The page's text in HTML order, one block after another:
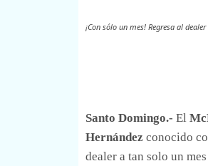
¡Con sólo un mes! Regresa al
Santo Domingo.- El
Hernández conocido
dealer a tan solo un